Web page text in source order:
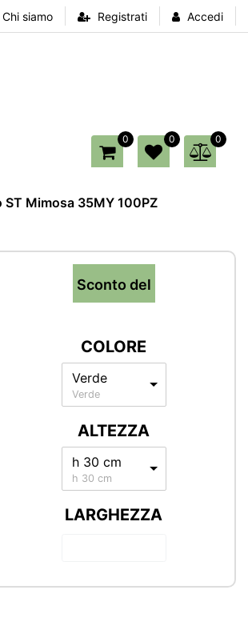
Chi siamo Registrati Accedi
0 0 0
Mimosa 35MY 100PZ
Sconto del
COLORE
Verde
Verde
ALTEZZA
h 30 cm
h 30 cm
LARGHEZZA